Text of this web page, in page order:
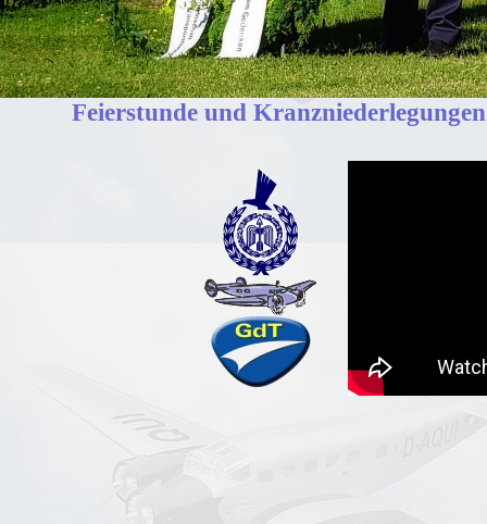
Feierstunde und